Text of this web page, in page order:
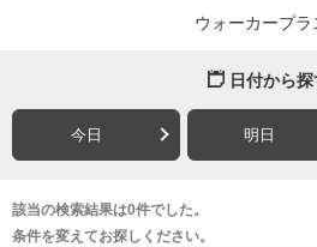
ウォーカープ
日付から探
今日 明日
該当の検索結果は0件でした。
条件を変えてお探しください。